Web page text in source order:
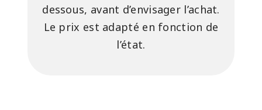
dessous, avant d’envisager l’achat.
Le prix est adapté en fonction de
l’état.